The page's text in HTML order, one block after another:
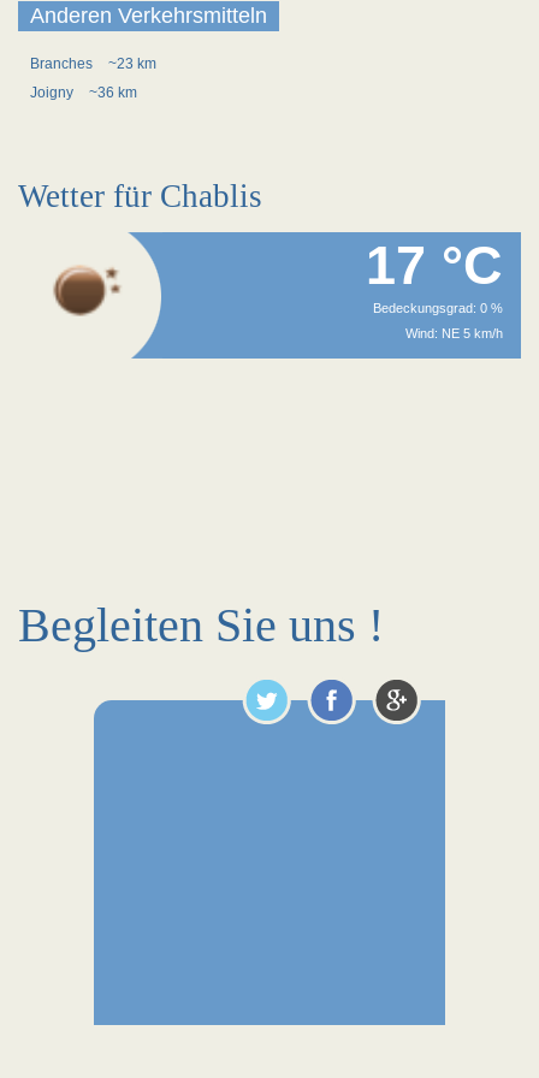
Anderen Verkehrsmitteln
Branches
~23 km
Joigny
~36 km
Wetter für Chablis
17 °C
Bedeckungsgrad: 0 %
Wind: NE 5 km/h
Begleiten Sie uns !